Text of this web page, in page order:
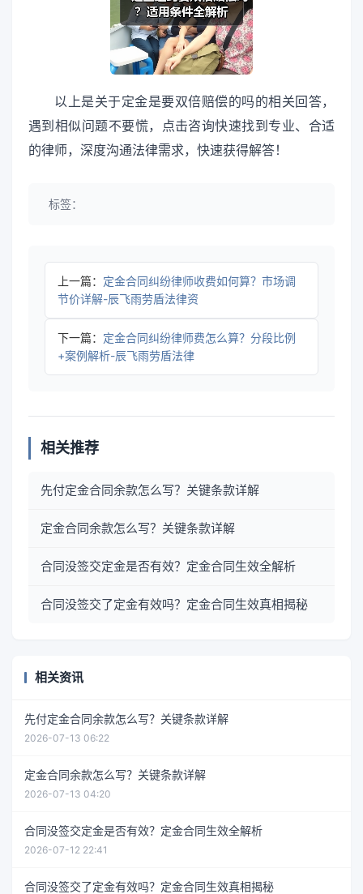
以上是关于定金是要双倍赔偿的吗的相关回答，
遇到相似问题不要慌，点击咨询快速找到专业、合适
的律师，深度沟通法律需求，快速获得解答！
标签：
上一篇： 定金合同纠纷律师收费如何算？市场调
节价详解-辰飞雨劳盾法律资
下一篇： 定金合同纠纷律师费怎么算？分段比例
+案例解析-辰飞雨劳盾法律
相关推荐
先付定金合同余款怎么写？关键条款详解
定金合同余款怎么写？关键条款详解
合同没签交定金是否有效？定金合同生效全解析
合同没签交了定金有效吗？定金合同生效真相揭秘
相关资讯
先付定金合同余款怎么写？关键条款详解
2026-07-13 06:22
定金合同余款怎么写？关键条款详解
2026-07-13 04:20
合同没签交定金是否有效？定金合同生效全解析
2026-07-12 22:41
合同没签交了定金有效吗？定金合同生效真相揭秘